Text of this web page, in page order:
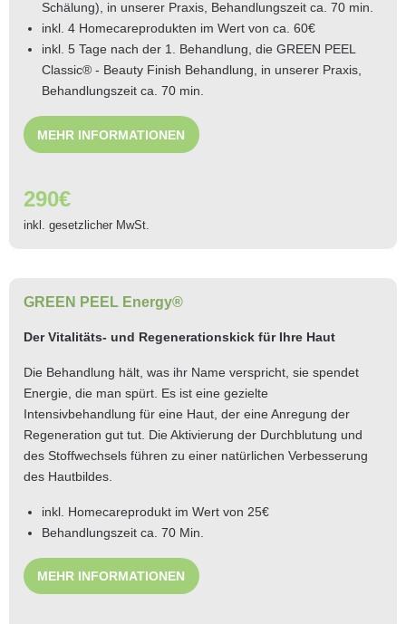
Schälung), in unserer Praxis, Behandlungszeit ca. 70 min.
inkl. 4 Homecareprodukten im Wert von ca. 60€
inkl. 5 Tage nach der 1. Behandlung, die GREEN PEEL
Classic® - Beauty Finish Behandlung, in unserer Praxis,
Behandlungszeit ca. 70 min.
MEHR INFORMATIONEN
290€
inkl. gesetzlicher MwSt.
GREEN PEEL Energy®
Der Vitalitäts- und Regenerationskick für Ihre Haut
Die Behandlung hält, was ihr Name verspricht, sie spendet
Energie, die man spürt. Es ist eine gezielte
Intensivbehandlung für eine Haut, der eine Anregung der
Regeneration gut tut. Die Aktivierung der Durchblutung und
des Stoffwechsels führen zu einer natürlichen Verbesserung
des Hautbildes.
inkl. Homecareprodukt im Wert von 25€
Behandlungszeit ca. 70 Min.
MEHR INFORMATIONEN